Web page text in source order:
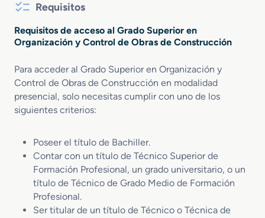
Requisitos
Requisitos de acceso al Grado Superior en
Organización y Control de Obras de Construcción
Para acceder al Grado Superior en Organización y
Control de Obras de Construcción en modalidad
presencial, solo necesitas cumplir con uno de los
siguientes criterios:
Poseer el título de Bachiller.
Contar con un título de Técnico Superior de
Formación Profesional, un grado universitario, o un
título de Técnico de Grado Medio de Formación
Profesional.
Ser titular de un título de Técnico o Técnica de